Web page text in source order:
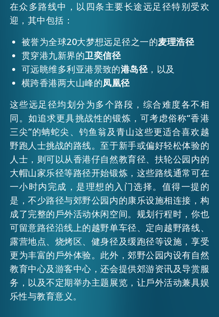
在众多路线中，以四条主要长途远足径特别受欢
迎，其中包括：
被誉为全球20大梦想远足径之一的麦理浩径
贯穿港九新界的卫奕信径
可远眺维多利亚港景致的港岛径，以及
横跨香港两大山峰的凤凰径
这些远足径均划分为多个路段，综合难度各不相
同。如追求更具挑战性的锻炼，可考虑俗称“香港
三尖”的蚺蛇尖、钓鱼翁及青山这些更适合喜欢越
野跑人士挑战的路线。至于新手或偏好轻松体验的
人士，则可以从香港仔自然教育径、扶轮公园内的
大帽山家乐径等路径开始锻炼，这些路线通常可在
一小时内完成，是理想的入门选择。值得一提的
是，不少路径与郊野公园内的康乐设施相连接，构
成了完整的戶外活动休闲空间。规划行程时，你也
可留意路径沿线上的越野单车径、定向越野路线、
露营地点、烧烤区、健身径及缓跑径等设施，享受
更为丰富的戶外体验。此外，郊野公园内设有自然
教育中心及游客中心，还会提供郊游资讯及导赏服
务，以及不定期举办主题展览，让戶外活动兼具娱
乐性与教育意义。